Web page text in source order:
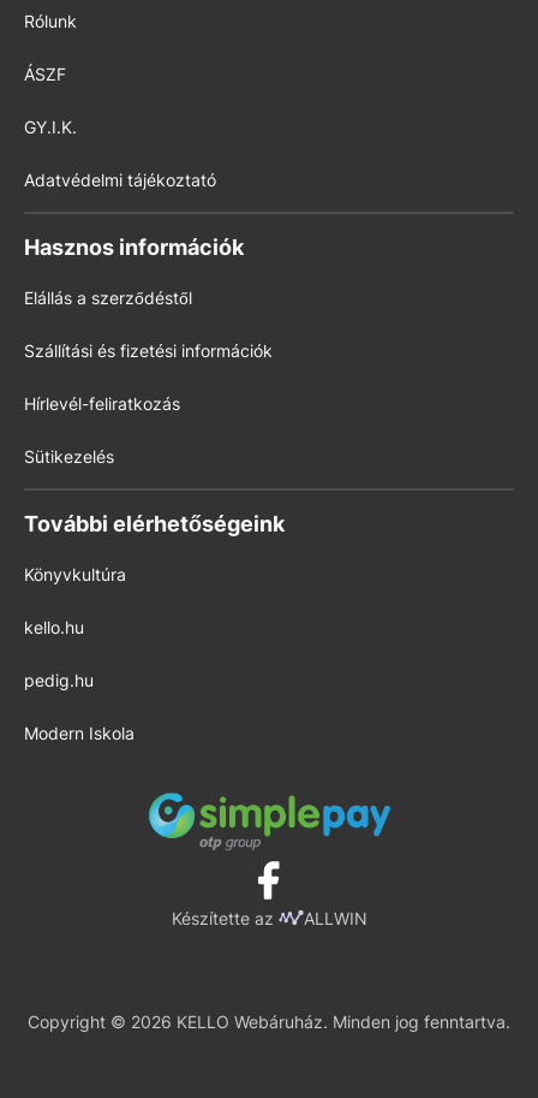
Rólunk
ÁSZF
GY.I.K.
Adatvédelmi tájékoztató
Hasznos információk
Elállás a szerződéstől
Szállítási és fizetési információk
Hírlevél-feliratkozás
Sütikezelés
További elérhetőségeink
Könyvkultúra
kello.hu
pedig.hu
Modern Iskola
Készítette az ALLWIN
Copyright © 2026 KELLO Webáruház. Minden jog fenntartva.